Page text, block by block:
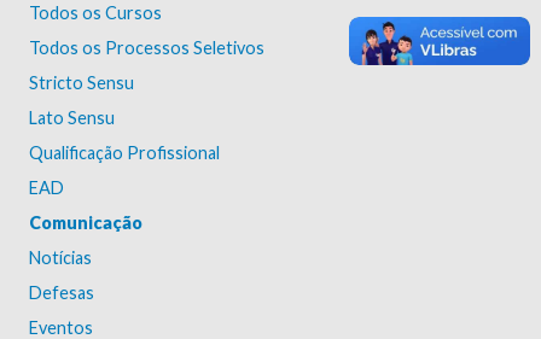
Todos os Cursos
Todos os Processos Seletivos
Stricto Sensu
Lato Sensu
Qualificação Profissional
EAD
Comunicação
Notícias
Defesas
Eventos